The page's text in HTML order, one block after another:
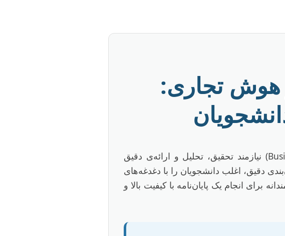
هوش تجاری:
نوشتن یک پایان‌نامه موفق در رشته هوش تجاری (Business Intelligence) نیازمند تحقیق، تحلیل و ارائه‌ی دقیق
دقیق، اغلب دانشجویان را با دغدغه‌های
برای انجام یک پایان‌نامه با کیفیت بالا و